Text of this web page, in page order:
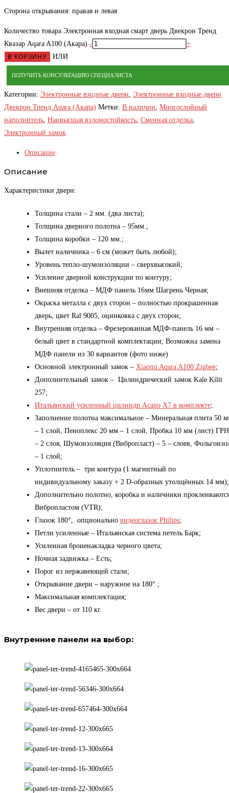
Сторона открывания: правая и левая
Количество товара Электронная входная смарт дверь Двекрон Тренд
Квазар Aqara A100 (Акара) - +
В КОРЗИНУ ИЛИ
ПОЛУЧИТЬ КОНСУЛЬТАЦИЮ СПЕЦИАЛИСТА
Категории: Электронные входные двери, Электронные входные двери
Двекрон Тренд Aqara (Акара) Метки: В наличии, Многослойный
наполнитель, Наивысшая взломостойкость, Сменная отделка,
Электронный замок
Описание
Описание
Характеристики двери:
Толщина стали – 2 мм. (два листа);
Толщина дверного полотна – 95мм.;
Толщина коробки – 120 мм.;
Вылет наличника – 6 см (может быть любой);
Уровень тепло-шумоизоляции – сверхвысокий;
Усиление дверной конструкции по контуру;
Внешняя отделка – МДФ панель 16мм Шагрень Черная;
Окраска металла с двух сторон – полностью прокрашенная
дверь, цвет Ral 9005, оцинковка с двух сторон;
Внутренняя отделка – Фрезерованная МДФ-панель 16 мм –
белый цвет в стандартной комплектации; Возможна замена
МДФ панели из 30 вариантов (фото ниже)
Основной электронный замок – Xiaomi Aqara A100 Zigbee;
Дополнительный замок – Цилиндрический замок Kale Kilit
257;
Итальянский усиленный цилиндр Acano X7 в комплекте;
Заполнение полотна максимальное – Минеральная плита 50
– 1 слой, Пеноплекс 20 мм – 1 слой, Пробка 10 мм (лист) ГРН
– 2 слоя, Шумоизоляция (Вибропласт) – 5 – слоев,
– 1 слой;
Уплотнитель – три контура (1 магнитный по
индивидуальному заказу + 2 D-образных утолщённых 14 мм);
Дополнительно полотно, коробка и наличники
Вибропластом (VTR);
Глазок 180°, опционально видеоглазок Philips;
Петли усиленные – Итальянская система петель Барк;
Усиленная броненакладка черного цвета;
Ночная задвижка – Есть;
Порог из нержавеющей стали;
Открывание двери – наружное на 180° ;
Максимальная комплектация;
Вес двери – от 110 кг.
Внутренние панели на выбор: